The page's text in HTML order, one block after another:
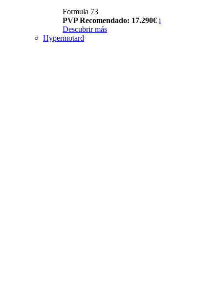
Formula 73
PVP Recomendado: 17.290€ i
Descubrir más
Hypermotard